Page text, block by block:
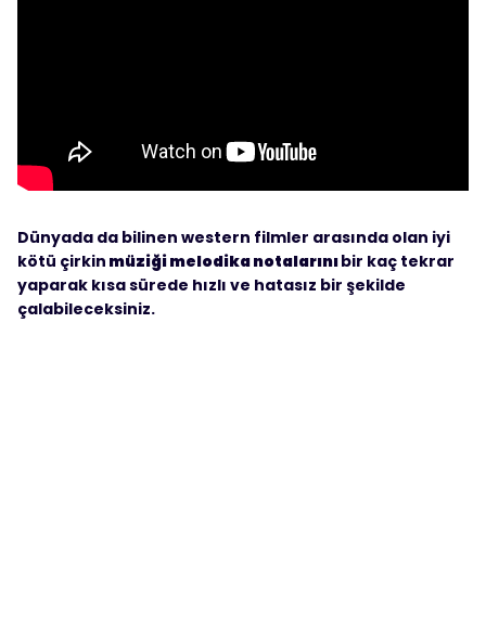
Dünyada da bilinen western filmler arasında olan iyi
kötü çirkin müziği melodika notalarınıbir kaç tekrar
yaparak kısa sürede hızlı ve hatasız bir şekilde
çalabileceksiniz.